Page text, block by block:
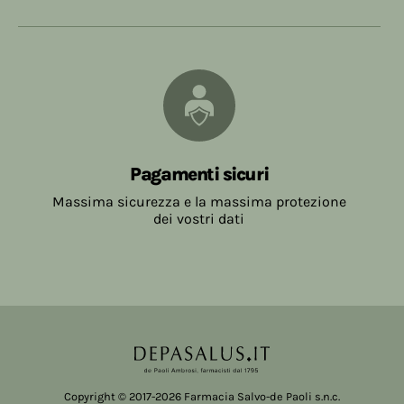
Pagamenti sicuri
Massima sicurezza e la massima protezione
dei vostri dati
Copyright © 2017-2026 Farmacia Salvo-de Paoli s.n.c.